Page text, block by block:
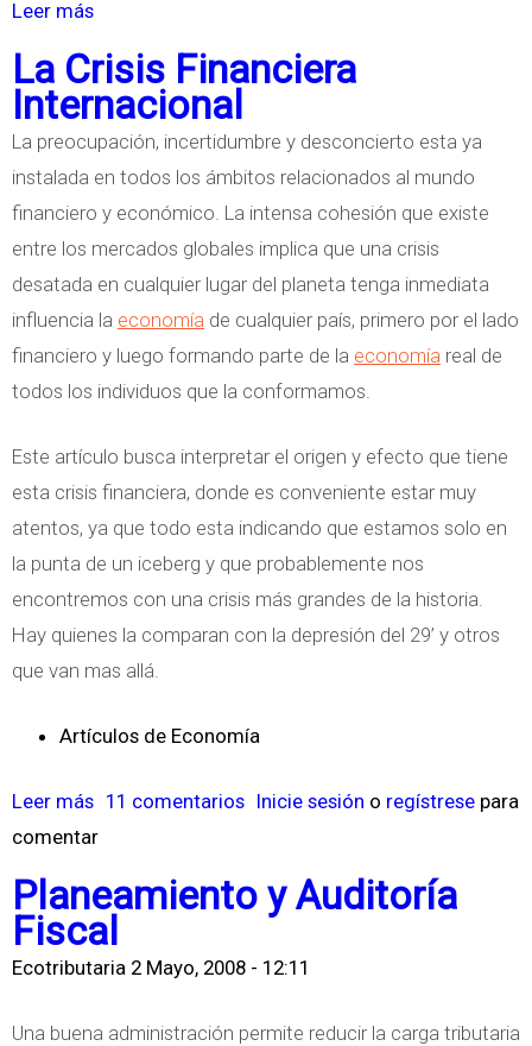
c
e
r
a
I
n
t
e
r
a
c
i
o
n
a
Leer más
b
r
e
T
e
o
r
a
d
r
La Crisis Financiera
Internacional
La preocupación, incertidumbre y desconcierto esta ya
instalada en todos los ámbitos relacionados al mundo
financiero y económico. La intensa cohesión que existe
entre los mercados globales implica que una crisis
desatada en cualquier lugar del planeta tenga inmediata
influencia la economía de cualquier país, primero por el lado
financiero y luego formando parte de la economía real de
todos los individuos que la conformamos.
Este artículo busca interpretar el origen y efecto que tiene
esta crisis financiera, donde es conveniente estar muy
atentos, ya que todo esta indicando que estamos solo en
la punta de un iceberg y que probablemente nos
encontremos con una crisis más grandes de la historia.
Hay quienes la comparan con la depresión del 29’ y otros
que van mas allá.
Artículos de Economía
Leer más
o
r
e
L
11 comentarios Inicie sesión o regístrese para
comentar
Planeamiento y Auditoría
Fiscal
Ecotributaria 2 Mayo, 2008 - 12:11
Una buena administración permite reducir la carga tributaria